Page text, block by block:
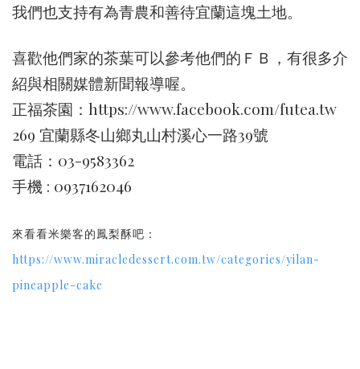
我們也支持有為青農和善待宜蘭這塊土地。
喜歡他們家的茶葉可以參考他們的ＦＢ，有很多介
紹與相關媒體新聞報導喔。
正福茶園：https://www.facebook.com/futea.tw
269 宜蘭縣冬山鄉丸山村溪心一路39號
電話：03-9583362
手機 : 0937162046
來看看米樂客的鳳梨酥吧：
https://www.miracledessert.com.tw/categories/yilan-
pineapple-cake